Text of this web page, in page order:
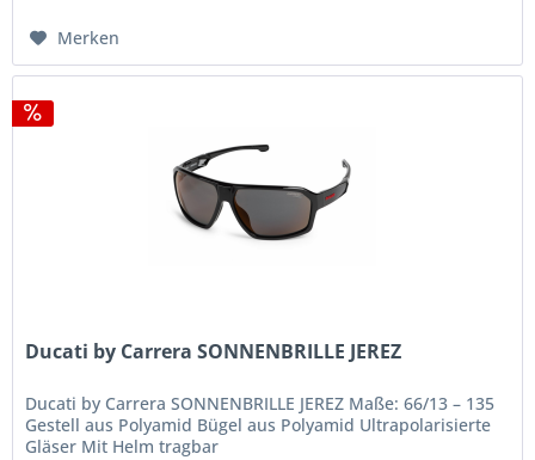
Merken
Ducati by Carrera SONNENBRILLE JEREZ
Ducati by Carrera SONNENBRILLE JEREZ Maße: 66/13 – 135
Gestell aus Polyamid Bügel aus Polyamid Ultrapolarisierte
Gläser Mit Helm tragbar